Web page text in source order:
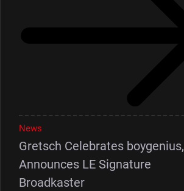
News
Gretsch Celebrates boygenius,
Announces LE Signature
Broadkaster